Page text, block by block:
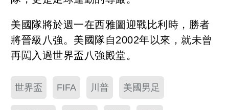
美國隊將於週一在西雅圖迎戰比利時，勝者
將晉級八強。美國隊自2002年以來，就未曾
再闖入過世界盃八強殿堂。
世界盃 FIFA 川普 美國男足